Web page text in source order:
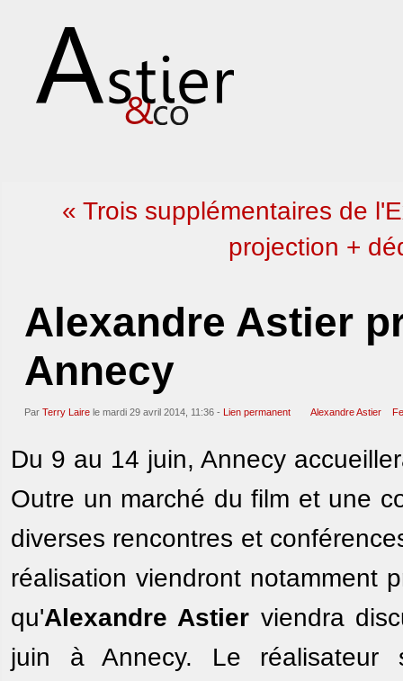
« Trois supplémentaires de
projection +
Alexandre Astier
Annecy
Par Terry Laire le mardi 29 avril 2014, 11:36 - Lien permanent Alexandre Astier
Du 9 au 14 juin, Annecy
Outre un marché du film et une
diverses rencontres et
réalisation viendront notamment
qu'Alexandre Astier viendra
juin à Annecy. Le réalisateur